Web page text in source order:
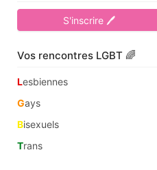
S'inscrire 🖊
Vos rencontres LGBT 🌈
Lesbiennes
Gays
Bisexuels
Trans